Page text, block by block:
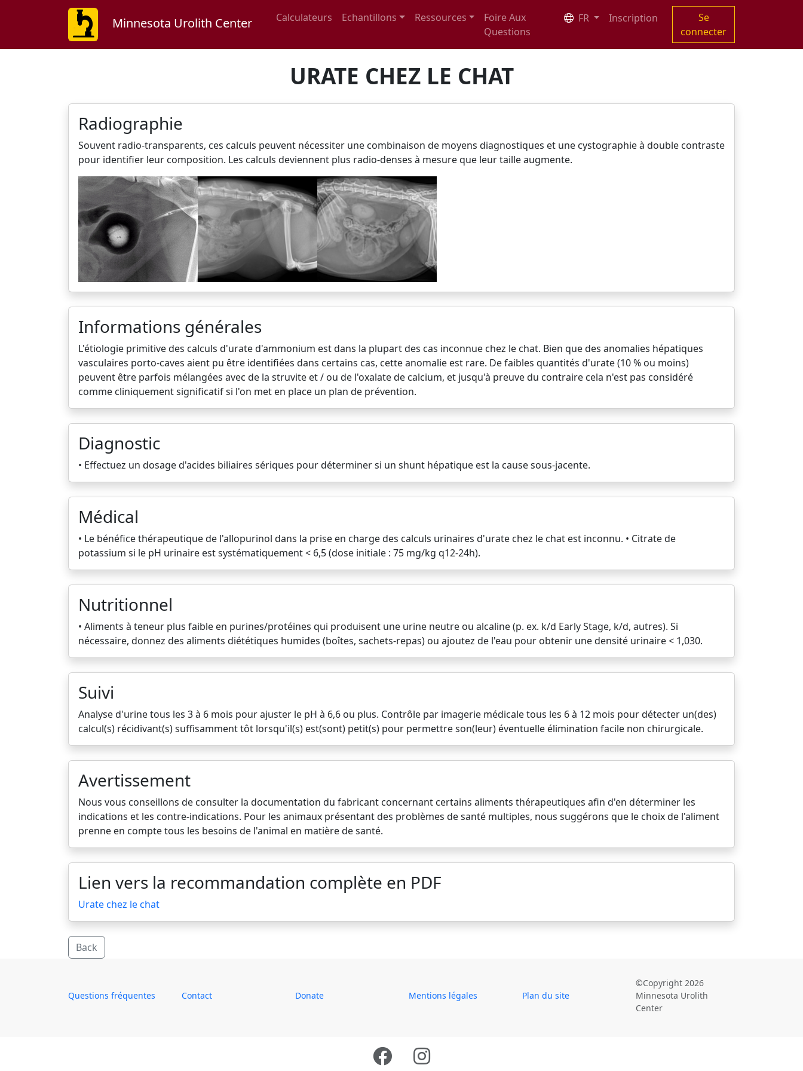
Minnesota Urolith Center Calculateurs Echantillons Ressources
Foire Aux
Questions
FR Inscription
Se
connecter
URATE CHEZ LE CHAT
Radiographie
Souvent radio-transparents, ces calculs peuvent nécessiter une combinaison de moyens diagnostiques et une cystographie à double contraste
pour identifier leur composition. Les calculs deviennent plus radio-denses à mesure que leur taille augmente.
Informations générales
L'étiologie primitive des calculs d'urate d'ammonium est dans la plupart des cas inconnue chez le chat. Bien que des anomalies hépatiques
vasculaires porto-caves aient pu être identifiées dans certains cas, cette anomalie est rare. De faibles quantités d'urate (10 % ou moins)
peuvent être parfois mélangées avec de la struvite et / ou de l'oxalate de calcium, et jusqu'à preuve du contraire cela n'est pas considéré
comme cliniquement significatif si l'on met en place un plan de prévention.
Diagnostic
• Effectuez un dosage d'acides biliaires sériques pour déterminer si un shunt hépatique est la cause sous-jacente.
Médical
• Le bénéfice thérapeutique de l'allopurinol dans la prise en charge des calculs urinaires d'urate chez le chat est inconnu. • Citrate de
potassium si le pH urinaire est systématiquement < 6,5 (dose initiale : 75 mg/kg q12-24h).
Nutritionnel
• Aliments à teneur plus faible en purines/protéines qui produisent une urine neutre ou alcaline (p. ex. k/d Early Stage, k/d, autres). Si
nécessaire, donnez des aliments diététiques humides (boîtes, sachets-repas) ou ajoutez de l'eau pour obtenir une densité urinaire < 1,030.
Suivi
Analyse d'urine tous les 3 à 6 mois pour ajuster le pH à 6,6 ou plus. Contrôle par imagerie médicale tous les 6 à 12 mois pour détecter un(des)
calcul(s) récidivant(s) suffisamment tôt lorsqu'il(s) est(sont) petit(s) pour permettre son(leur) éventuelle élimination facile non chirurgicale.
Avertissement
Nous vous conseillons de consulter la documentation du fabricant concernant certains aliments thérapeutiques afin d'en déterminer les
indications et les contre-indications. Pour les animaux présentant des problèmes de santé multiples, nous suggérons que le choix de l'aliment
prenne en compte tous les besoins de l'animal en matière de santé.
Lien vers la recommandation complète en PDF
Urate chez le chat
Back
Questions fréquentes Contact Donate Mentions légales Plan du site
©Copyright 2026
Minnesota Urolith
Center